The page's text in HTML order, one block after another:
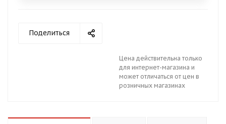
Поделиться
Цена действительна только
для интернет-магазина и
может отличаться от цен в
розничных магазинах